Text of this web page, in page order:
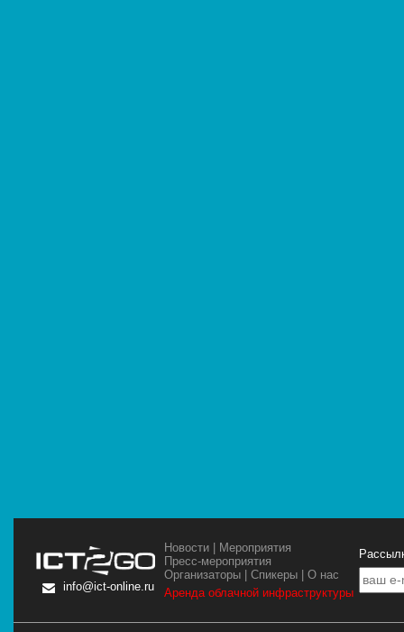
info@ict-online.ru
Новости | Мероприятия
Пресс-мероприятия
Организаторы |Спикеры |О нас
Аренда облачной инфраструктуры